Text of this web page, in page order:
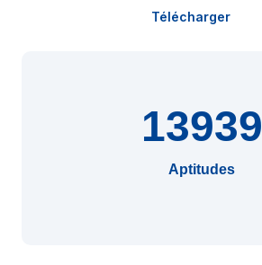
13939
Aptitudes